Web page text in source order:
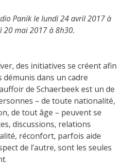
Panik le lundi 24 avril 2017 à
20 mai 2017 à 8h30.
des initiatives se créent afin
démunis dans un cadre
de Schaerbeek est un de
– de toute nationalité,
de tout âge – peuvent se
discussions, relations
réconfort, parfois aide
de l’autre, sont les seules